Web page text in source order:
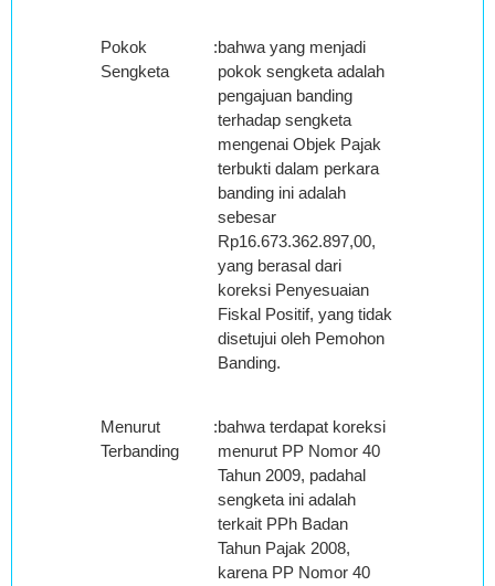
Pokok
Sengketa
:bahwa yang menjadi
pokok sengketa adalah
pengajuan banding
terhadap sengketa
mengenai Objek Pajak
terbukti dalam perkara
banding ini adalah
sebesar
Rp16.673.362.897,00,
yang berasal dari
koreksi Penyesuaian
Fiskal Positif, yang tidak
disetujui oleh Pemohon
Banding.
Menurut
Terbanding
:bahwa terdapat koreksi
menurut PP Nomor 40
Tahun 2009, padahal
sengketa ini adalah
terkait PPh Badan
Tahun Pajak 2008,
karena PP Nomor 40